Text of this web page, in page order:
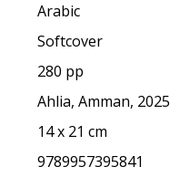
Arabic
Softcover
280 pp
Ahlia, Amman, 2025
14 x 21 cm
9789957395841